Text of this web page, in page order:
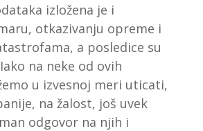
izložena je i
otkazivanju opreme i
a posledice su
na neke od ovih
u izvesnoj meri uticati,
na žalost, još uvek
odgovor na njih i